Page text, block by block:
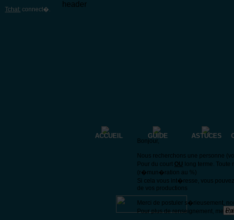
Tchat: connect�.
header
ACCUEIL GUIDE ASTUCES
Bonjour,
Nous recherchons une personne
Pour du court OU long terme.
(r�mun�ration au %)
Si cela vous int�resse, vous
de vos productions
Merci de postuler s�rieusement,
Pour plus de renseignement, me